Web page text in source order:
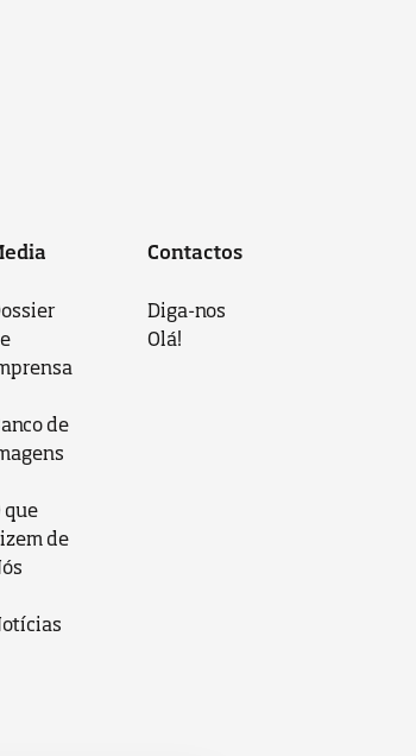
de
que
de
Contactos
Diga-nos
Olá!